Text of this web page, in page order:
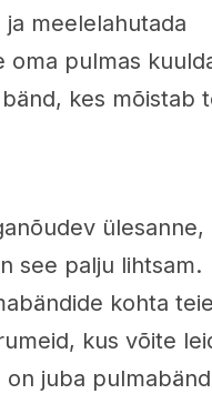
meelelahutada
pulmas
kes mõistab
ülesanne,
see palju lihtsam.
kohta teie
kus võite
juba